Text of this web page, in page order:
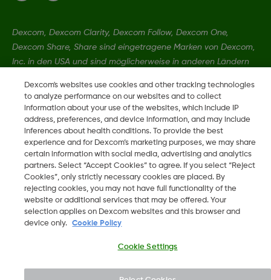
Dexcom, Dexcom Clarity, Dexcom Follow, Dexcom One,
Dexcom Share, Share sind eingetragene Marken von Dexcom,
Inc. in den USA und sind möglicherweise in anderen Ländern
LBL020934 Rev001
2026 Dexcom, Inc. Alle Rechte vorbehalten.
CH
Region ändern
Dexcom's websites use cookies and other tracking technologies
to analyze performance on our websites and to collect
information about your use of the websites, which include IP
address, preferences, and device information, and may include
inferences about health conditions. To provide the best
experience and for Dexcom’s marketing purposes, we may share
certain information with social media, advertising and analytics
partners. Select “Accept Cookies” to agree. If you select “Reject
Cookies”, only strictly necessary cookies are placed. By
rejecting cookies, you may not have full functionality of the
website or additional services that may be offered. Your
selection applies on Dexcom websites and this browser and
device only.
Cookie Policy
Cookie Settings